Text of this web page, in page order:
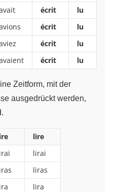
écrit
lu
écrit
lu
écrit
lu
écrit lu
Zeitform, mit der
ausgedrückt werden,
lire
lirai
liras
lira